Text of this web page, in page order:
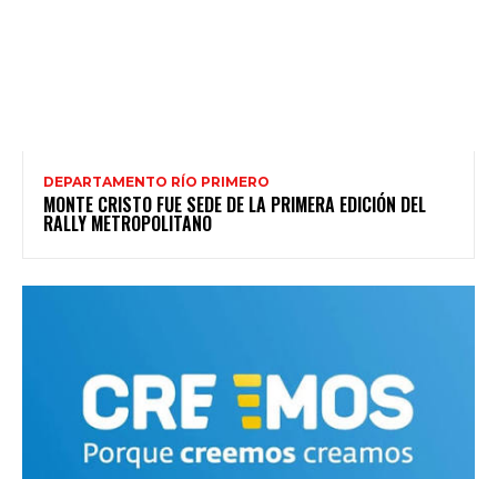
DEPARTAMENTO RÍO PRIMERO
MONTE CRISTO FUE SEDE DE LA PRIMERA EDICIÓN DEL
RALLY METROPOLITANO